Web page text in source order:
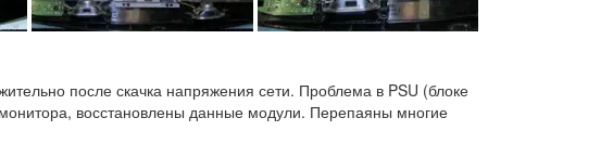
после скачка напряжения сети. Проблема в PSU (блоке
восстановлены данные модули. Перепаяны многие